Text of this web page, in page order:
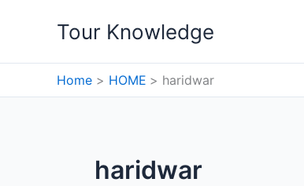
Tour Knowledge
Home HOME haridwar
haridwar